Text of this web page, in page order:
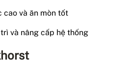
cao và ăn mòn tốt
và nâng cấp hệ thống